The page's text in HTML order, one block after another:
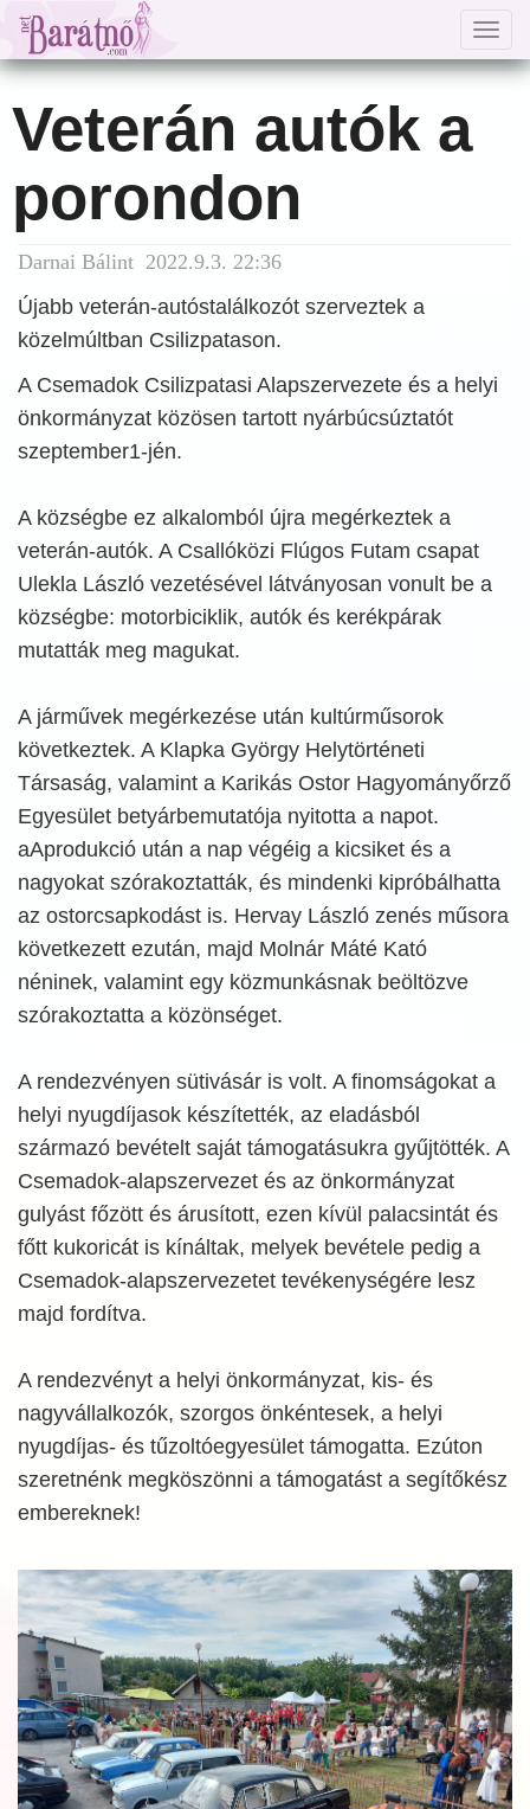
Veterán autók a
porondon
Darnai Bálint 2022.9.3. 22:36
Újabb veterán-autóstalálkozót szerveztek a
közelmúltban Csilizpatason.
A Csemadok Csilizpatasi Alapszervezete és a helyi
önkormányzat közösen tartott nyárbúcsúztatót
szeptember1-jén.
A községbe ez alkalomból újra megérkeztek a
veterán-autók. A Csallóközi Flúgos Futam csapat
Ulekla László vezetésével látványosan vonult be a
községbe: motorbiciklik, autók és kerékpárak
mutatták meg magukat.
A járművek megérkezése után kultúrműsorok
következtek. A Klapka György Helytörténeti
Társaság, valamint a Karikás Ostor Hagyományőrző
Egyesület betyárbemutatója nyitotta a napot.
aAprodukció után a nap végéig a kicsiket és a
nagyokat szórakoztatták, és mindenki kipróbálhatta
az ostorcsapkodást is. Hervay László zenés műsora
következett ezután, majd Molnár Máté Kató
néninek, valamint egy közmunkásnak beöltözve
szórakoztatta a közönséget.
A rendezvényen sütivásár is volt. A finomságokat a
helyi nyugdíjasok készítették, az eladásból
származó bevételt saját támogatásukra gyűjtötték. A
Csemadok-alapszervezet és az önkormányzat
gulyást főzött és árusított, ezen kívül palacsintát és
főtt kukoricát is kínáltak, melyek bevétele pedig a
Csemadok-alapszervezetet tevékenységére lesz
majd fordítva.
A rendezvényt a helyi önkormányzat, kis- és
nagyvállalkozók, szorgos önkéntesek, a helyi
nyugdíjas- és tűzoltóegyesület támogatta. Ezúton
szeretnénk megköszönni a támogatást a segítőkész
embereknek!